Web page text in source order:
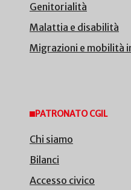
Genitorialità
Malattia e disabilità
Migrazioni e mobilità
PATRONATO CGIL
Chi siamo
Bilanci
Accesso civico